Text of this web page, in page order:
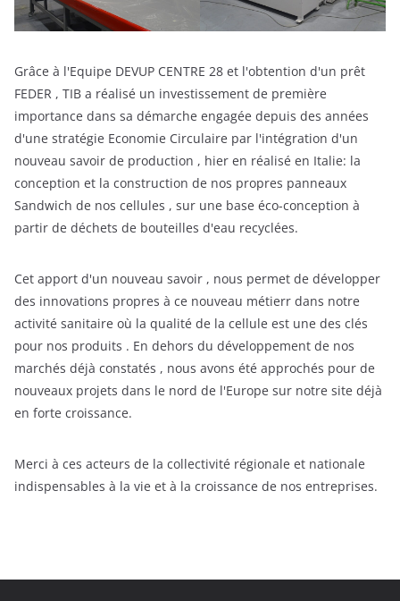
Grâce à l'Equipe DEVUP CENTRE 28 et l'obtention d'un prêt
FEDER , TIB a réalisé un investissement de première
importance dans sa démarche engagée depuis des années
d'une stratégie Economie Circulaire par l'intégration d'un
nouveau savoir de production , hier en réalisé en Italie: la
conception et la construction de nos propres panneaux
Sandwich de nos cellules , sur une base éco-conception à
partir de déchets de bouteilles d'eau recyclées.
Cet apport d'un nouveau savoir , nous permet de développer
des innovations propres à ce nouveau métierr dans notre
activité sanitaire où la qualité de la cellule est une des clés
pour nos produits . En dehors du développement de nos
marchés déjà constatés , nous avons été approchés pour de
nouveaux projets dans le nord de l'Europe sur notre site déjà
en forte croissance.
Merci à ces acteurs de la collectivité régionale et nationale
indispensables à la vie et à la croissance de nos entreprises.